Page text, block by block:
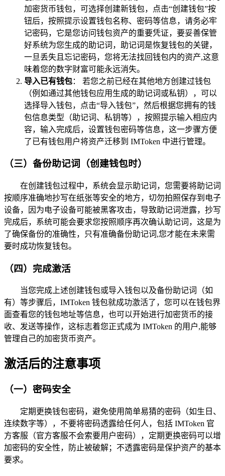
加密货币钱包，可选择创建新钱包，点击“创建钱包”按
钮后，按照提示设置钱包名称、密码等信息，请务必牢
记密码，它是您访问钱包资产的重要凭证，要妥善保管
好系统为您生成的助记词，助记词是恢复钱包的关键，
一旦丢失且忘记密码，您将无法找回钱包内的资产,这意
味着您的数字财富可能永远消失。
导入已有钱包： 若您之前已经在其他地方创建过钱包
（例如通过其他钱包应用生成的助记词或私钥），可以
选择导入钱包，点击“导入钱包”，然后根据您拥有的钱
包信息类型（助记词、私钥等），按照提示输入相应内
容，输入完成后，设置钱包密码等信息，这一步骤方便
了已有钱包用户将资产迁移到 IMToken 中进行管理。
（三）备份助记词（创建钱包时）
在创建钱包过程中，系统会显示助记词，您需要将助记词
按顺序准确地抄写在纸张等安全的地方，切勿拍照保存到电子
设备，因为电子设备可能被黑客攻击，导致助记词泄露，抄写
完成后，系统可能会要求您按照顺序再次确认助记词，这是为
了确保备份的准确性，只有准确备份助记词,您才能在未来需
要时成功恢复钱包。
（四）完成激活
当您完成上述创建钱包或导入钱包以及备份助记词（如
有）等步骤后，IMToken 钱包就成功激活了，您可以在钱包界
面查看您的钱包地址等信息，也可以开始进行加密货币的接
收、发送等操作，这标志着您正式成为 IMToken 的用户,能够
管理自己的加密货币资产。
激活后的注意事项
（一）密码安全
定期更换钱包密码，避免使用简单易猜的密码（如生日、
连续数字等），不要将密码透露给任何人，包括 IMToken 官
方客服（官方客服不会索要用户密码），定期更换密码可以增
加密码的安全性，防止被破解；不透露密码是保护资产的基本
要求。